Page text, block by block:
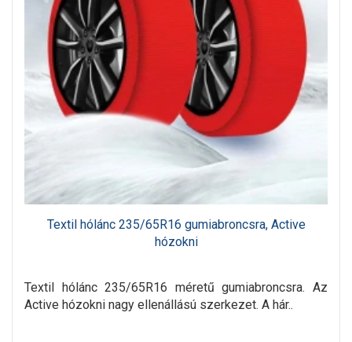
Textil hólánc 235/65R16 gumiabroncsra, Active
hózokni
Textil hólánc 235/65R16 méretű gumiabroncsra. Az
Active hózokni nagy ellenállású szerkezet. A hár..